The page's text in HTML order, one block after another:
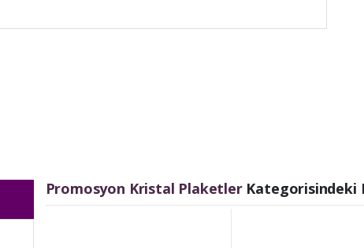
Promosyon Kristal PlaketlerKategorisindeki